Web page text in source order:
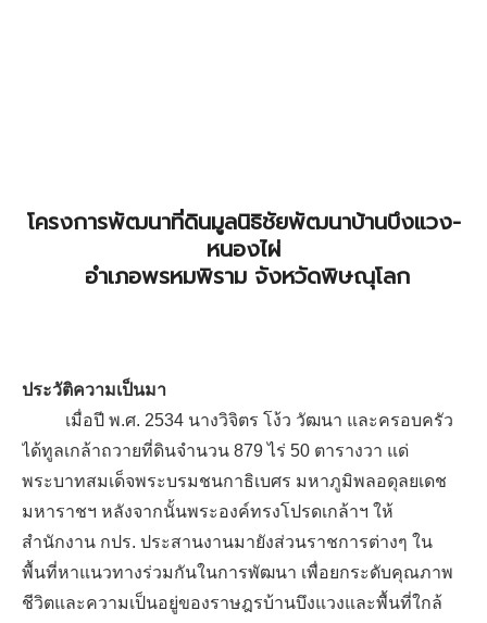
โครงการพัฒนาที่ดินมูลนิธิชัยพัฒนาบ้านบึงแวง-
หนองไผ่
อำเภอพรหมพิราม จังหวัดพิษณุโลก
ประวัติความเป็นมา
เมื่อปี พ.ศ. 2534 นางวิจิตร โง้ว วัฒนา และครอบครัว
ได้ทูลเกล้าถวายที่ดินจำนวน 879 ไร่ 50 ตารางวา แด่
พระบาทสมเด็จพระบรมชนกาธิเบศร มหาภูมิพลอดุลยเดช
มหาราชฯ หลังจากนั้นพระองค์ทรงโปรดเกล้าฯ ให้
สำนักงาน กปร. ประสานงานมายังส่วนราชการต่างๆ ใน
พื้นที่หาแนวทางร่วมกันในการพัฒนา เพื่อยกระดับคุณภาพ
ชีวิตและความเป็นอยู่ของราษฎรบ้านบึงแวงและพื้นที่ใกล้